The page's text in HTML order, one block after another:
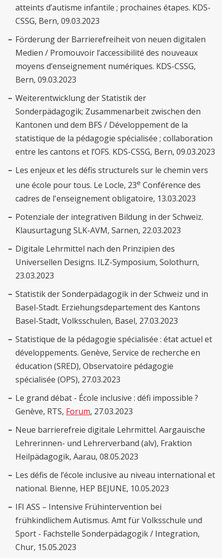
atteints d’autisme infantile ; prochaines étapes. KDS-
CSSG, Bern, 09.03.2023
Förderung der Barrierefreiheit von neuen digitalen
Medien / Promouvoir l’accessibilité des nouveaux
moyens d’enseignement numériques. KDS-CSSG,
Bern, 09.03.2023
Weiterentwicklung der Statistik der
Sonderpädagogik; Zusammenarbeit zwischen den
Kantonen und dem BFS / Développement de la
statistique de la pédagogie spécialisée ; collaboration
entre les cantons et l’OFS. KDS-CSSG, Bern, 09.03.2023
Les enjeux et les défis structurels sur le chemin vers
une école pour tous. Le Locle, 23e Conférence des
cadres de l'enseignement obligatoire, 13.03.2023
Potenziale der integrativen Bildung in der Schweiz.
Klausurtagung SLK-AVM, Sarnen, 22.03.2023
Digitale Lehrmittel nach den Prinzipien des
Universellen Designs. ILZ-Symposium, Solothurn,
23.03.2023
Statistik der Sonderpädagogik in der Schweiz und in
Basel-Stadt. Erziehungsdepartement des Kantons
Basel-Stadt, Volksschulen, Basel, 27.03.2023
Statistique de la pédagogie spécialisée : état actuel et
développements. Genève, Service de recherche en
éducation (SRED), Observatoire pédagogie
spécialisée (OPS), 27.03.2023
Le grand débat - École inclusive : défi impossible ?
Genève, RTS, Forum, 27.03.2023
Neue barrierefreie digitale Lehrmittel. Aargauische
Lehrerinnen- und Lehrerverband (alv), Fraktion
Heilpädagogik, Aarau, 08.05.2023
Les défis de l’école inclusive au niveau international et
national. Bienne, HEP BEJUNE, 10.05.2023
IFI ASS – Intensive Frühintervention bei
frühkindlichem Autismus. Amt für Volksschule und
Sport - Fachstelle Sonderpädagogik / Integration,
Chur, 15.05.2023